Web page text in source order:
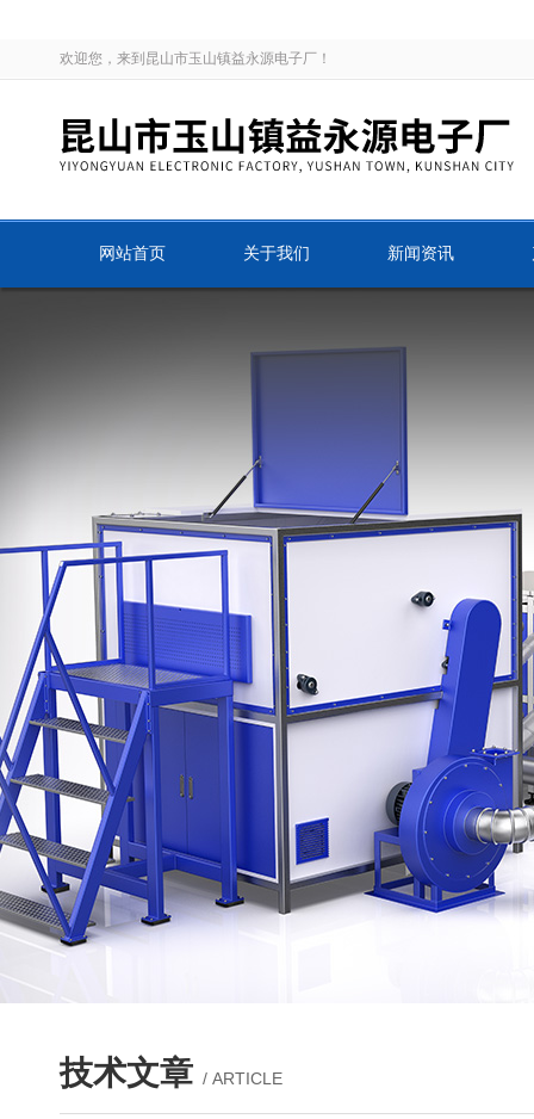
欢迎您，来到昆山市玉山镇益永源电子厂！
网站首页 关于我们 新闻资讯
技术文章 / ARTICLE